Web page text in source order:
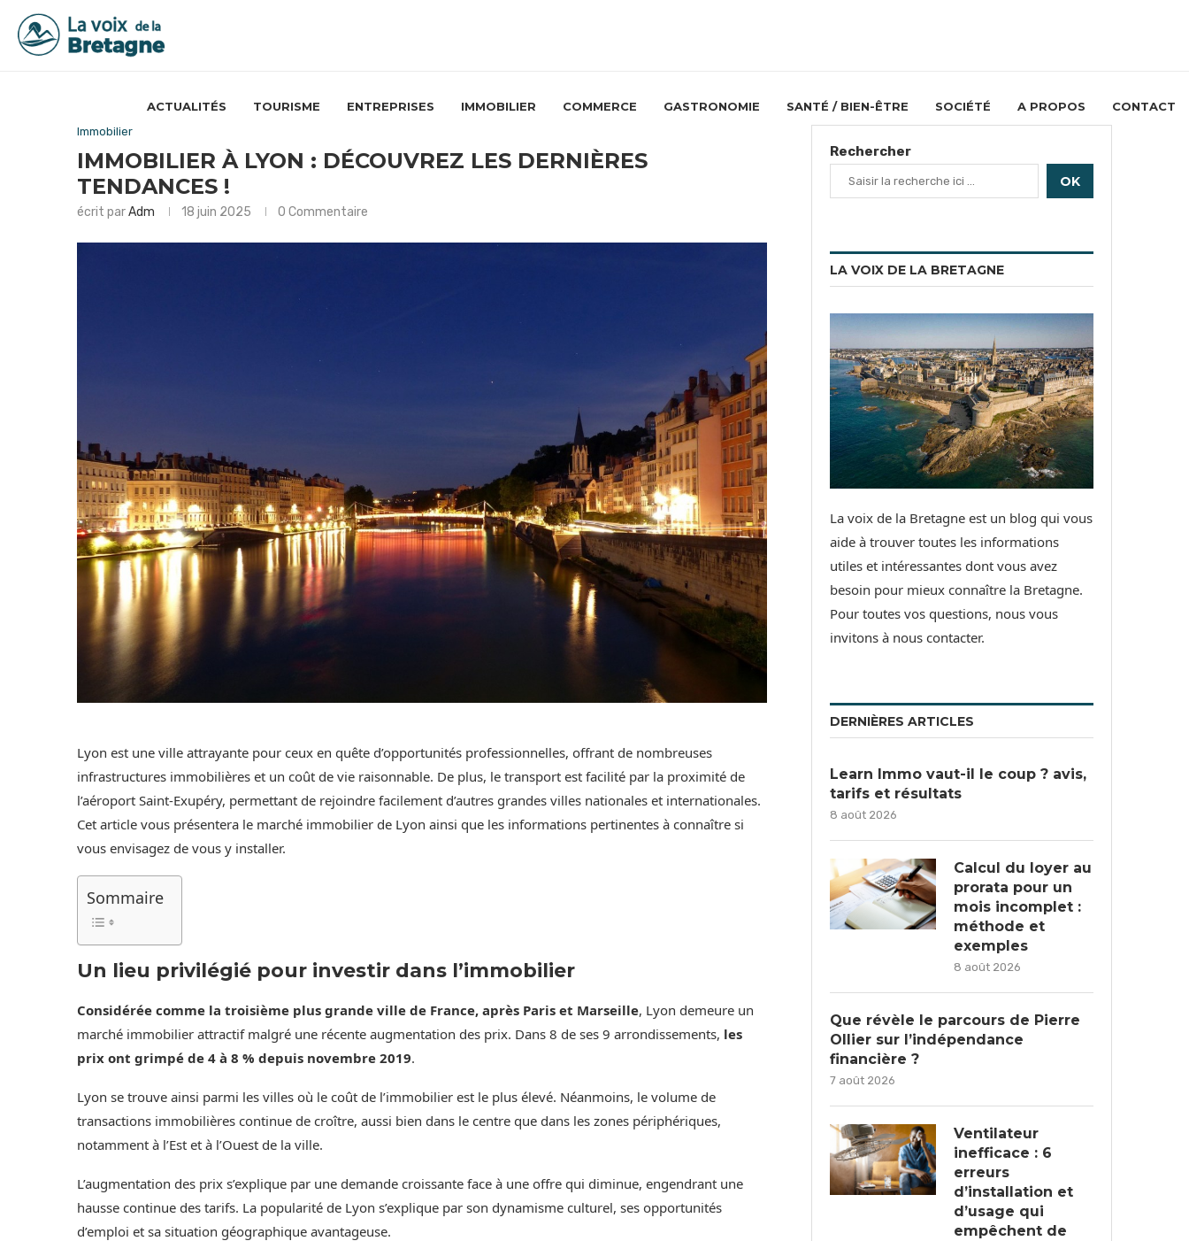
ACTUALITÉS TOURISME ENTREPRISES IMMOBILIER COMMERCE GASTRONOMIE SANTÉ / BIEN-ÊTRE SOCIÉTÉ A PROPOS CONTACT
Immobilier
IMMOBILIER À LYON : DÉCOUVREZ LES DERNIÈRES
TENDANCES !
écrit parAdm 18 juin 2025 0 Commentaire
Lyon est une ville attrayante pour ceux en quête d’opportunités professionnelles, offrant de nombreuses
infrastructures immobilières et un coût de vie raisonnable. De plus, le transport est facilité par la proximité de
l’aéroport Saint-Exupéry, permettant de rejoindre facilement d’autres grandes villes nationales et internationales.
Cet article vous présentera le marché immobilier de Lyon ainsi que les informations pertinentes à connaître si
vous envisagez de vous y installer.
Sommaire
Un lieu privilégié pour investir dans l’immobilier
Considérée comme la troisième plus grande ville de France, après Paris et Marseille, Lyon demeure un
marché immobilier attractif malgré une récente augmentation des prix. Dans 8 de ses 9 arrondissements, les
prix ont grimpé de 4 à 8 % depuis novembre 2019.
Lyon se trouve ainsi parmi les villes où le coût de l’immobilier est le plus élevé. Néanmoins, le volume de
transactions immobilières continue de croître, aussi bien dans le centre que dans les zones périphériques,
notamment à l’Est et à l’Ouest de la ville.
L’augmentation des prix s’explique par une demande croissante face à une offre qui diminue, engendrant une
hausse continue des tarifs. La popularité de Lyon s’explique par son dynamisme culturel, ses opportunités
d’emploi et sa situation géographique avantageuse.
Rechercher
OK
LA VOIX DE LA BRETAGNE
La voix de la Bretagne est un blog qui vous
aide à trouver toutes les informations
utiles et intéressantes dont vous avez
besoin pour mieux connaître la Bretagne.
Pour toutes vos questions, nous vous
invitons à nous contacter.
DERNIÈRES ARTICLES
Learn Immo vaut-il le coup ? avis,
tarifs et résultats
8 août 2026
Calcul du loyer au
prorata pour un
mois incomplet :
méthode et
exemples
8 août 2026
Que révèle le parcours de Pierre
Ollier sur l’indépendance
financière ?
7 août 2026
Ventilateur
inefficace : 6
erreurs
d’installation et
d’usage qui
empêchent de